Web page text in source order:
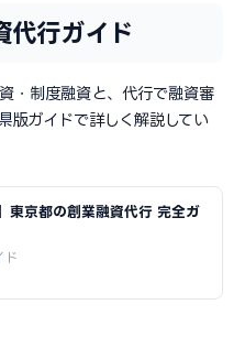
代行ガイド
・制度融資と、代行で融資審
版ガイドで詳しく解説してい
東京都の創業融資代行 完全ガ
ド